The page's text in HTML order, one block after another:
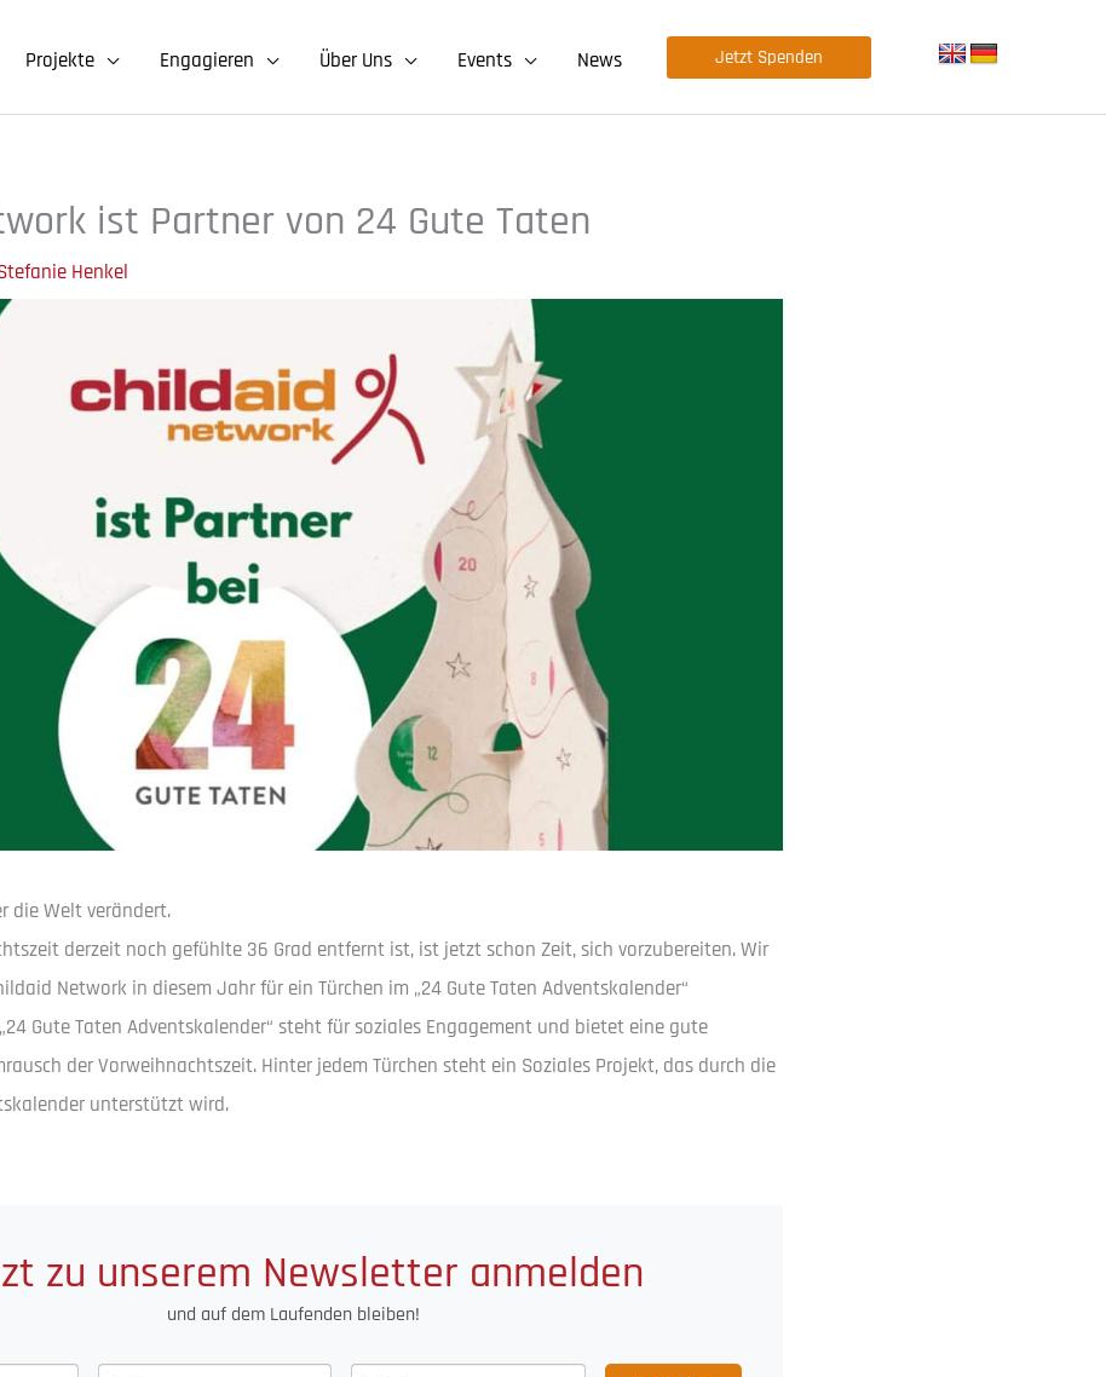
Projekte Engagieren Über Uns Events News Jetzt Spenden
ist Partner von 24 Gute Taten
Henkel
die Welt verändert.
derzeit noch gefühlte 36 Grad entfernt ist, ist jetzt schon Zeit, sich vorzubereiten. Wir
Network in diesem Jahr für ein Türchen im „24 Gute Taten Adventskalender“
Gute Taten Adventskalender“ steht für soziales Engagement und bietet eine gute
der Vorweihnachtszeit. Hinter jedem Türchen steht ein Soziales Projekt, das durch die
unterstützt wird.
zu unserem Newsletter anmelden
und auf dem Laufenden bleiben!